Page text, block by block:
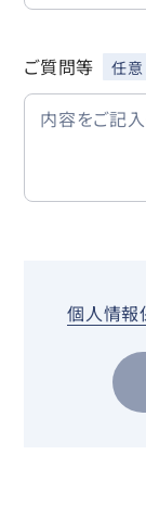
ご質問等
個人情報